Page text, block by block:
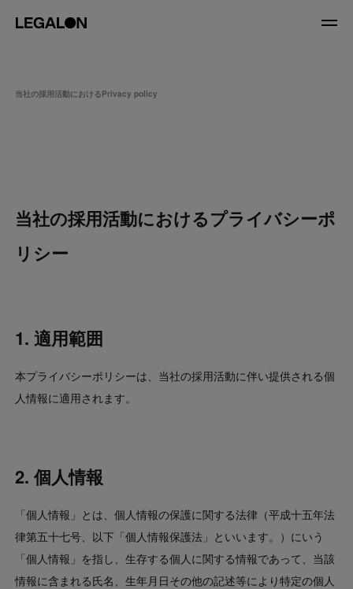
News
LegalOn Now
Contact
当社の採用活動におけるPrivacy policy
当社の採用活動におけるプライバシーポ
リシー
1. 適用範囲
本プライバシーポリシーは、当社の採用活動に伴い提供される個
人情報に適用されます。
2. 個人情報
「個人情報」とは、個人情報の保護に関する法律（平成十五年法
律第五十七号、以下「個人情報保護法」といいます。）にいう
「個人情報」を指し、生存する個人に関する情報であって、当該
情報に含まれる氏名、生年月日その他の記述等により特定の個人